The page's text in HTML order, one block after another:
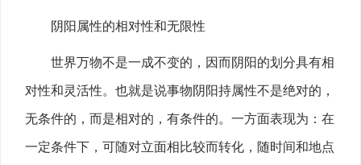
阴阳属性的相对性和无限性
世界万物不是一成不变的，因而阴阳的划分具有相
对性和灵活性。也就是说事物阴阳持属性不是绝对的，
无条件的，而是相对的，有条件的。一方面表现为：在
一定条件下，可随对立面相比较而转化，随时间和地点